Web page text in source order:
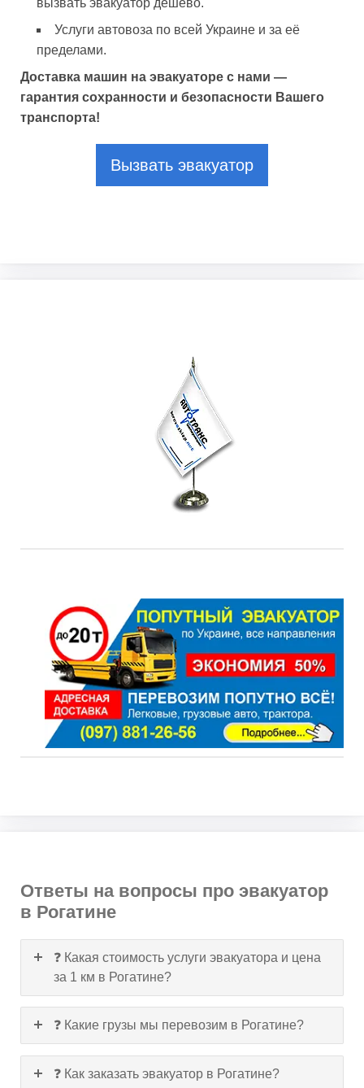
Услуги автовоза по всей Украине и за её
пределами.
Доставка машин на эвакуаторе с нами —
гарантия сохранности и безопасности Вашего
транспорта!
Вызвать эвакуатор
Ответы на вопросы про эвакуатор
в Рогатине
❓ Какая стоимость услуги эвакуатора и цена
за 1 км в Рогатине?
❓ Какие грузы мы перевозим в Рогатине?
❓ Как заказать эвакуатор в Рогатине?